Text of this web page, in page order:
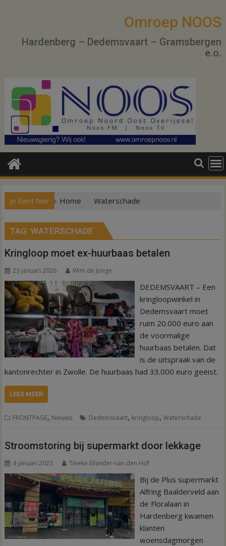
Omroep NOOS
Hardenberg – Dedemsvaart – Gramsbergen
e.o.
Je bent hier Home Waterschade
TAG:WATERSCHADE
Kringloop moet ex-huurbaas betalen
23 januari 2026 Wim de Jonge
DEDEMSVAART – Een
kringloopwinkel in
Dedemsvaart moet
ruim 20.000 euro aan
de voormalige
huurbaas betalen. Dat
is de uitspraak van de
kantonrechter in Zwolle. De huurbaas had 33.000 euro geëist.
LEES MEER
FRONTPAGE, Nieuws Dedemsvaart, kringloop,Waterschade
Stroomstoring bij supermarkt door lekkage
4 januari 2023 Tineke Eilander-van den Hof
Bij de Plus supermarkt
Alfring Baalderveld aan
de Floralaan in
Hardenberg kwamen
klanten
woensdagmorgen